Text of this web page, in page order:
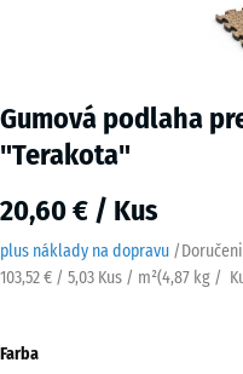
Gumová podlaha
"Terakota"
20,60 € / Kus
plus náklady na dopravu /
103,52 € / 5,03 Kus / m²(4,87 kg /
Farba